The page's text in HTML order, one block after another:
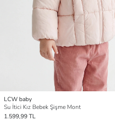
LCW baby
Su İtici Kız Bebek Şişme Mont
1.599,99 TL